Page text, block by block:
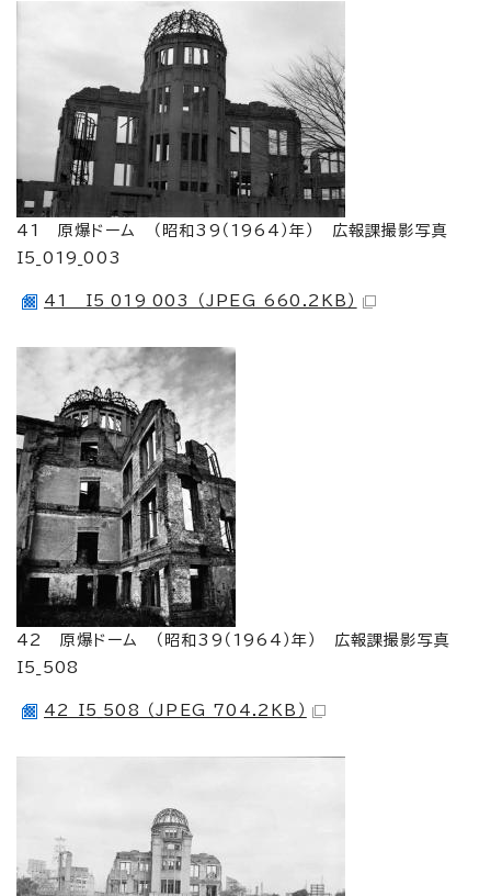
41 原爆ドーム （昭和39（1964）年） 広報課撮影写真
I5_019_003
41 I5_019_003 （JPEG 660.2KB）
42 原爆ドーム （昭和39（1964）年） 広報課撮影写真
I5_508
42 I5_508 （JPEG 704.2KB）